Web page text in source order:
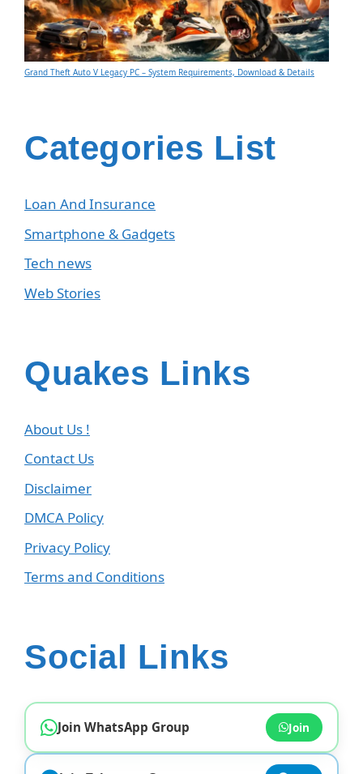
Grand Theft Auto V Legacy PC – System Requirements, Download & Details
Categories List
Loan And Insurance
Smartphone & Gadgets
Tech news
Web Stories
Quakes Links
About Us !
Contact Us
Disclaimer
DMCA Policy
Privacy Policy
Terms and Conditions
Social Links
Join WhatsApp Group Join